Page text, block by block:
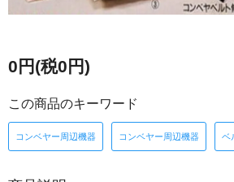
0円(税0円)
この商品のキーワード
コンベヤー周辺機器 コンベヤー周辺機器 ベ